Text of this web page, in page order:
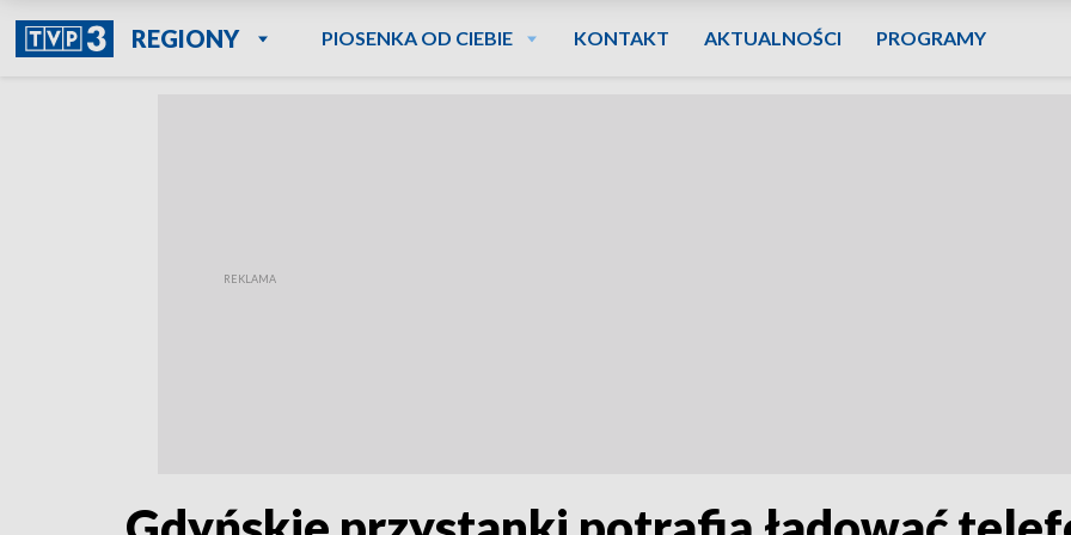
REGIONY PIOSENKA OD CIEBIE KONTAKT AKTUALNOŚCI PROGRAMY